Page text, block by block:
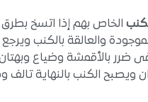
الخاص بهم إذا اتسخ
والعالقة بالكنب
بالأقمشة وضياع وبهتان
ويصبح الكنب بالنهاية